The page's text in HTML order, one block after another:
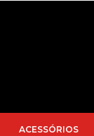
ACESSÓRIOS